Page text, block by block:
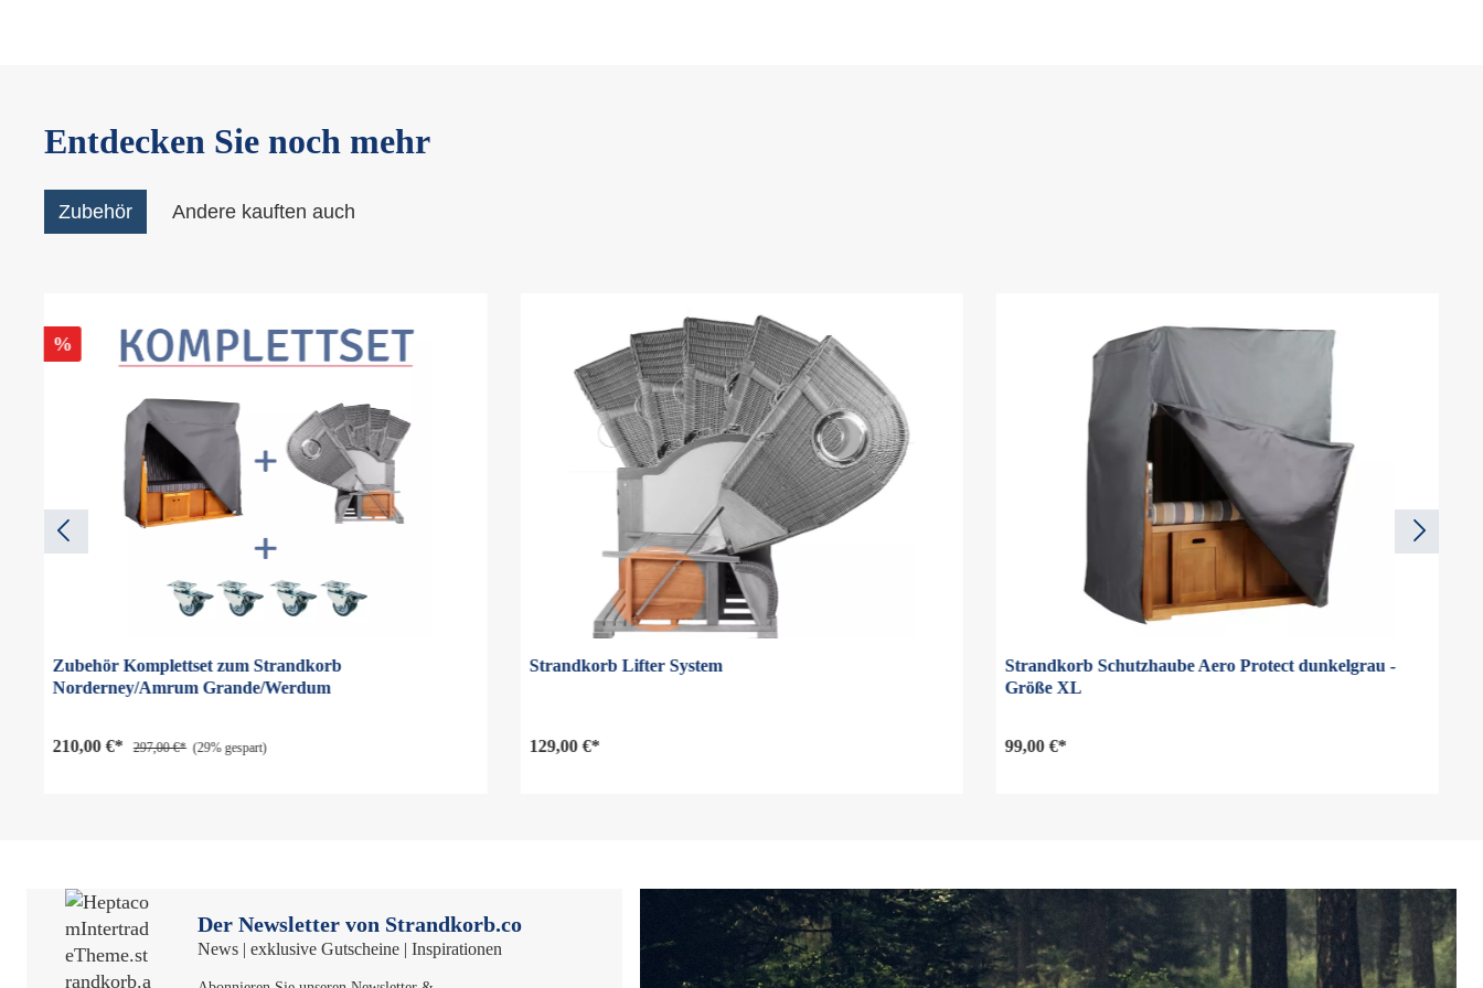
Entdecken Sie noch mehr
Zubehör Andere kauften auch
%
Zubehör Komplettset zum Strandkorb
Norderney/Amrum Grande/Werdum
210,00 €* 297,00 €* (29% gespart)
Strandkorb Lifter System
129,00 €*
Strandkorb Schutzhaube Aero Protect dunkelgrau -
Größe XL
99,00 €*
Der Newsletter von Strandkorb.co
News | exklusive Gutscheine | Inspirationen